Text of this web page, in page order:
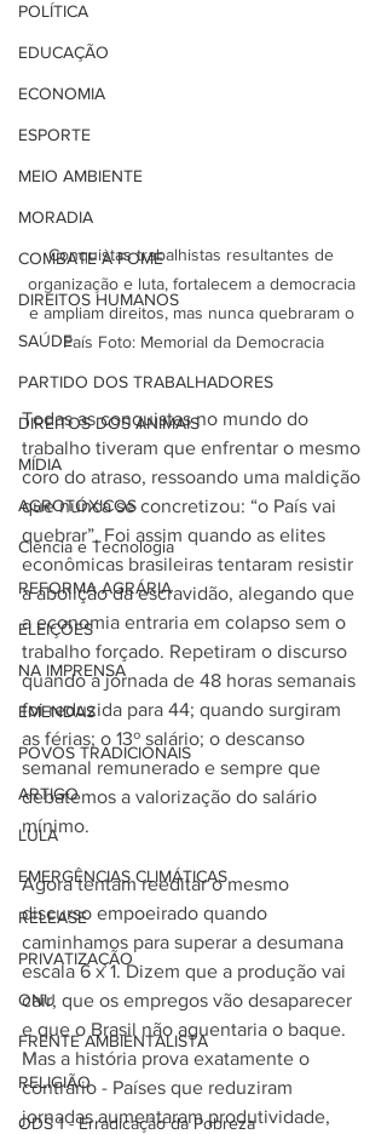
POLÍTICA
EDUCAÇÃO
ECONOMIA
ESPORTE
MEIO AMBIENTE
MORADIA
COMBATE À FOME
DIREITOS HUMANOS
SAÚDE
PARTIDO DOS TRABALHADORES
DIREITOS DOS ANIMAIS
MÍDIA
AGROTÓXICOS
Ciência e Tecnologia
REFORMA AGRÁRIA
ELEIÇÕES
NA IMPRENSA
EMENDAS
POVOS TRADICIONAIS
ARTIGO
LULA
EMERGÊNCIAS CLIMÁTICAS
RELEASE
PRIVATIZAÇÃO
ONU
FRENTE AMBIENTALISTA
RELIGIÃO
ODS 1 - Erradicação da Pobreza
Conquistas trabalhistas resultantes de
organização e luta, fortalecem a democracia
e ampliam direitos, mas nunca quebraram o
País Foto: Memorial da Democracia
Todas as conquistas no mundo do
trabalho tiveram que enfrentar o mesmo
coro do atraso, ressoando uma maldição
que nunca se concretizou: “o País vai
quebrar”. Foi assim quando as elites
econômicas brasileiras tentaram resistir
a abolição da escravidão, alegando que
a economia entraria em colapso sem o
trabalho forçado. Repetiram o discurso
quando a jornada de 48 horas semanais
foi reduzida para 44; quando surgiram
as férias; o 13º salário; o descanso
semanal remunerado e sempre que
debatemos a valorização do salário
mínimo.
Agora tentam reeditar o mesmo
discurso empoeirado quando
caminhamos para superar a desumana
escala 6 x 1. Dizem que a produção vai
cair, que os empregos vão desaparecer
e que o Brasil não aguentaria o baque.
Mas a história prova exatamente o
contrário - Países que reduziram
jornadas aumentaram produtividade,